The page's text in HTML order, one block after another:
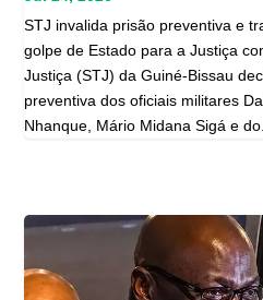
STJ invalida prisão preventiva e
golpe de Estado para a Justiça
Justiça (STJ) da Guiné-Bissau
preventiva dos oficiais militares
Nhanque, Mário Midana Sigá e